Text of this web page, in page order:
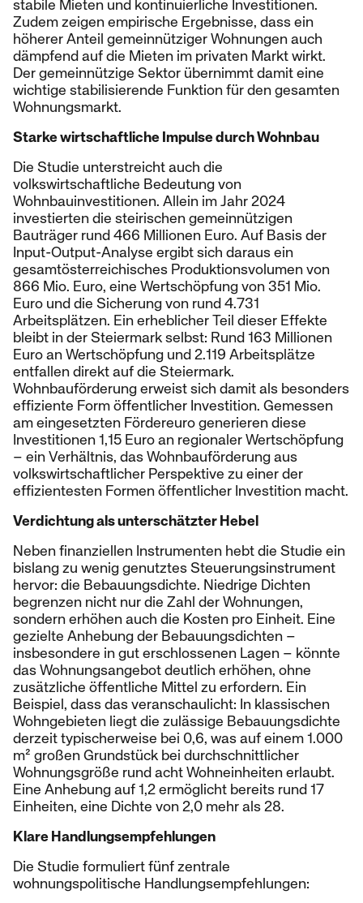
stabile Mieten und kontinuierliche Investitionen.
Zudem zeigen empirische Ergebnisse, dass ein
höherer Anteil gemeinnütziger Wohnungen auch
dämpfend auf die Mieten im privaten Markt wirkt.
Der gemeinnützige Sektor übernimmt damit eine
wichtige stabilisierende Funktion für den gesamten
Wohnungsmarkt.
Starke wirtschaftliche Impulse durch Wohnbau
Die Studie unterstreicht auch die
volkswirtschaftliche Bedeutung von
Wohnbauinvestitionen. Allein im Jahr 2024
investierten die steirischen gemeinnützigen
Bauträger rund 466 Millionen Euro. Auf Basis der
Input-Output-Analyse ergibt sich daraus ein
gesamtösterreichisches Produktionsvolumen von
866 Mio. Euro, eine Wertschöpfung von 351 Mio.
Euro und die Sicherung von rund 4.731
Arbeitsplätzen. Ein erheblicher Teil dieser Effekte
bleibt in der Steiermark selbst: Rund 163 Millionen
Euro an Wertschöpfung und 2.119 Arbeitsplätze
entfallen direkt auf die Steiermark.
Wohnbauförderung erweist sich damit als besonders
effiziente Form öffentlicher Investition. Gemessen
am eingesetzten Fördereuro generieren diese
Investitionen 1,15 Euro an regionaler Wertschöpfung
– ein Verhältnis, das Wohnbauförderung aus
volkswirtschaftlicher Perspektive zu einer der
effizientesten Formen öffentlicher Investition macht.
Verdichtung als unterschätzter Hebel
Neben finanziellen Instrumenten hebt die Studie ein
bislang zu wenig genutztes Steuerungsinstrument
hervor: die Bebauungsdichte. Niedrige Dichten
begrenzen nicht nur die Zahl der Wohnungen,
sondern erhöhen auch die Kosten pro Einheit. Eine
gezielte Anhebung der Bebauungsdichten –
insbesondere in gut erschlossenen Lagen – könnte
das Wohnungsangebot deutlich erhöhen, ohne
zusätzliche öffentliche Mittel zu erfordern. Ein
Beispiel, dass das veranschaulicht: In klassischen
Wohngebieten liegt die zulässige Bebauungsdichte
derzeit typischerweise bei 0,6, was auf einem 1.000
m² großen Grundstück bei durchschnittlicher
Wohnungsgröße rund acht Wohneinheiten erlaubt.
Eine Anhebung auf 1,2 ermöglicht bereits rund 17
Einheiten, eine Dichte von 2,0 mehr als 28.
Klare Handlungsempfehlungen
Die Studie formuliert fünf zentrale
wohnungspolitische Handlungsempfehlungen: